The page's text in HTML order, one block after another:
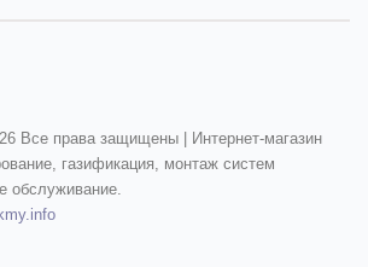
Все права защищены | Интернет-магазин
газификация, монтаж систем
обслуживание.